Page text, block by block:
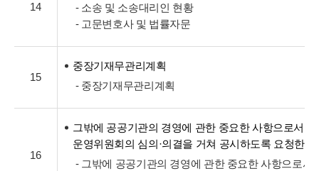
14
- 소송 및 소송대리인 현황
- 고문변호사 및 법률자문
15
중장기재무관리계획
- 중장기재무관리계획
16
그밖에 공공기관의 경영에 관한 중요한 사항으로서
운영위원회의 심의·의결을 거쳐 공시하도록 요청한
- 그밖에 공공기관의 경영에 관한 중요한 사항으로서